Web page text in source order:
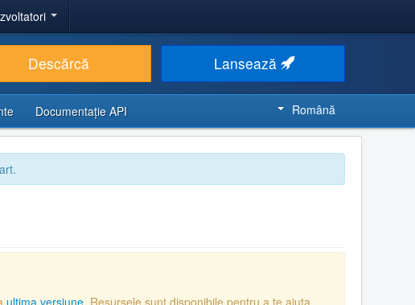
Descărcă Lansează
Documentaţie API Română